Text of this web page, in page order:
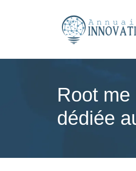
Root me
dédiée